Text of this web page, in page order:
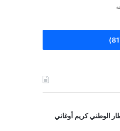
الوطني كريم أوغاني